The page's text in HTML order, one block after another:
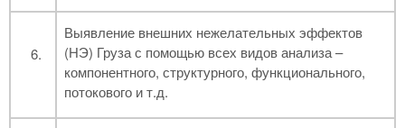
Выявление внешних нежелательных эффектов
(НЭ) Груза с помощью всех видов анализа –
компонентного, структурного, функционального,
потокового и т.д.